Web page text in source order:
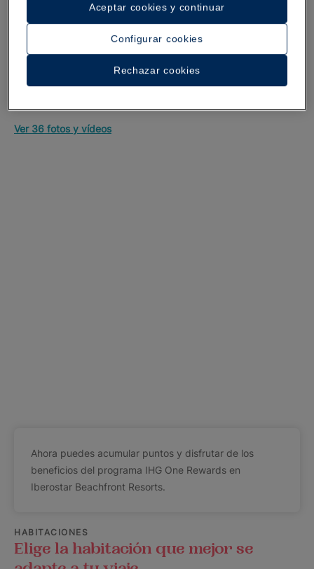
Ver 36 fotos y vídeos
Ahora puedes acumular puntos y disfrutar de los
beneficios del programa IHG One Rewards en
Iberostar Beachfront Resorts.
HABITACIONES
Elige la habitación que mejor se
Configurar cookies
Rechazar cookies
Aceptar cookies y continuar